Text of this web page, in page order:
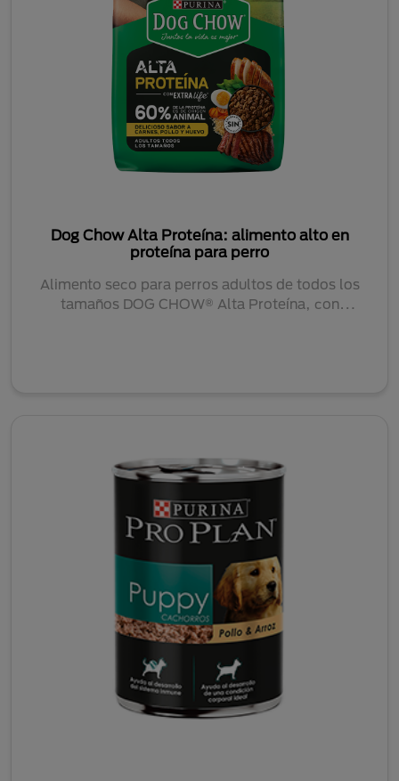
Dog Chow Alta Proteína: alimento alto en
proteína para perro
Alimento seco para perros adultos de todos los
tamaños DOG CHOW® Alta Proteína, con